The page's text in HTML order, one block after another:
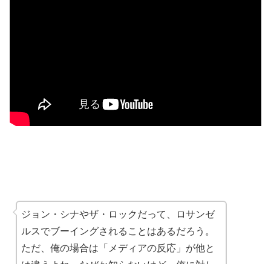
ジョン・シナやザ・ロックだって、ロサンゼ
ルスでブーイングされることはあるだろう。
ただ、俺の場合は「メディアの反応」が他と